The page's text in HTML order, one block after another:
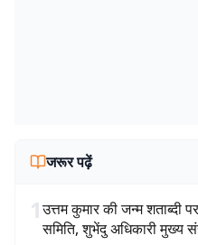
जरूर पढ़ें
1उत्तम कुमार की जन्म शताब्दी
समिति, शुभेंदु अधिकारी मुख्य